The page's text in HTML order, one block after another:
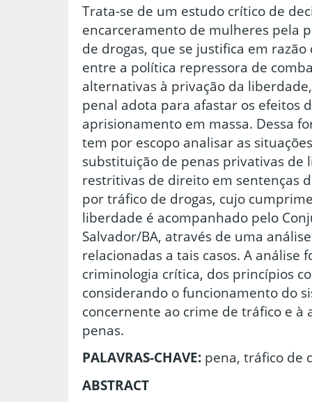
Trata-se de um estudo crítico de
encarceramento de mulheres pela
de drogas, que se justifica em
entre a política repressora de
alternativas à privação da
penal adota para afastar os efeitos
aprisionamento em massa. Dessa
tem por escopo analisar as
substituição de penas privativas de
restritivas de direito em sentenças
por tráfico de drogas, cujo
liberdade é acompanhado pelo
Salvador/BA, através de uma
relacionadas a tais casos. A análise
criminologia crítica, dos princípios
considerando o funcionamento do
concernente ao crime de tráfico e à
penas.
PALAVRAS-CHAVE: pena, tráfico de
ABSTRACT